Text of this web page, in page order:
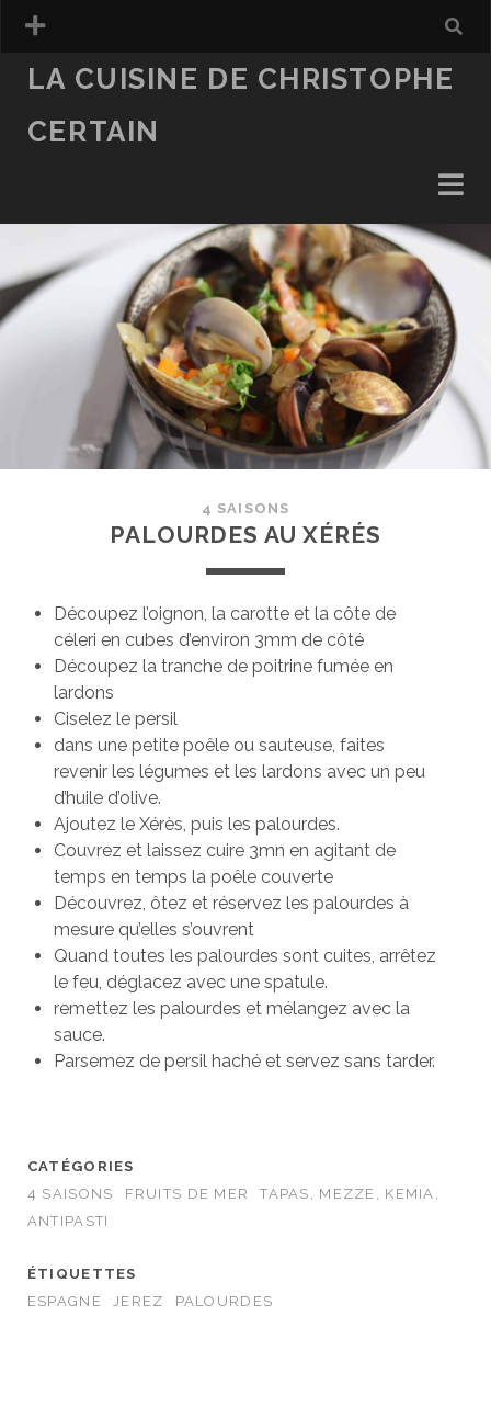
LA CUISINE DE CHRISTOPHE
CERTAIN
4 SAISONS
PALOURDES AU XÉRÉS
Découpez l’oignon, la carotte et la côte de
céleri en cubes d’environ 3mm de côté
Découpez la tranche de poitrine fumée en
lardons
Ciselez le persil
dans une petite poêle ou sauteuse, faites
revenir les légumes et les lardons avec un peu
d’huile d’olive.
Ajoutez le Xérès, puis les palourdes.
Couvrez et laissez cuire 3mn en agitant de
temps en temps la poêle couverte
Découvrez, ôtez et réservez les palourdes à
mesure qu’elles s’ouvrent
Quand toutes les palourdes sont cuites, arrêtez
le feu, déglacez avec une spatule.
remettez les palourdes et mélangez avec la
sauce.
Parsemez de persil haché et servez sans tarder.
CATÉGORIES
4 SAISONS
FRUITS DE MER
TAPAS, MEZZE, KEMIA,
ANTIPASTI
ÉTIQUETTES
ESPAGNE
JEREZ PALOURDES